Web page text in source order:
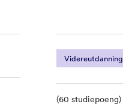
Videreutdanning
(60 studiepoeng)